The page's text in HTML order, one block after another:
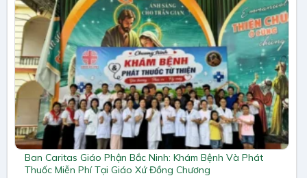
Ban Caritas Giáo Phận Bắc Ninh: Khám Bệnh Và Phát
Thuốc Miễn Phí Tại Giáo Xứ Đồng Chương